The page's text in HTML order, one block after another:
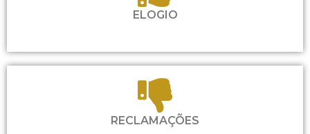
ELOGIO
RECLAMAÇÕES